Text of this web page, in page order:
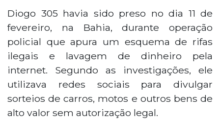
Diogo 305 havia sido preso no dia 11 de
fevereiro, na Bahia, durante operação
policial que apura um esquema de rifas
ilegais e lavagem de dinheiro pela
internet. Segundo as investigações, ele
utilizava redes sociais para divulgar
sorteios de carros, motos e outros bens de
alto valor sem autorização legal.